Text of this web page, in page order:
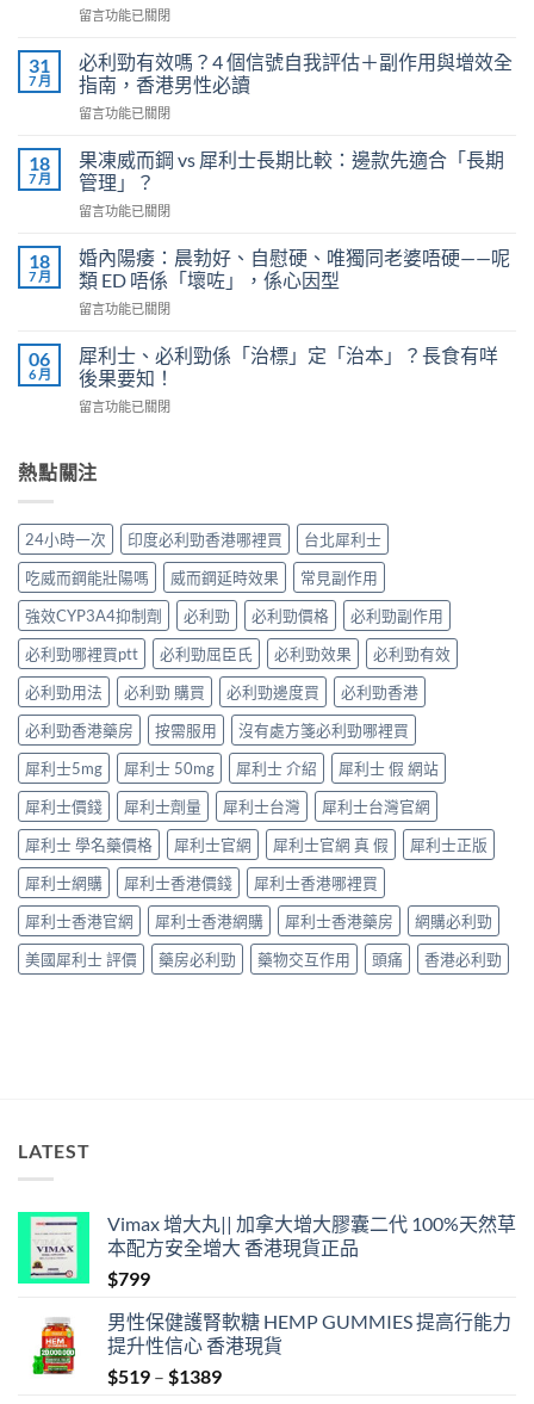
在
威
壯
的
安
劑
量
是
多
完
整
南：
港
男
性
的
正
用
法〉
中
留言功能已關閉
31
7 月
必利勁有效嗎？4 個信號自我評估＋副作用與增效全
指南，香港男性必讀
在
利
勁
有
效
4
個
信
號
我
評
＋
用
效
全
指
南，
香
港
男
性
必
讀〉
中
留言功能已關閉
18
7 月
果凍威而鋼 vs 犀利士長期比較：邊款先適合「長期
管理」？
在
凍
威
而
鋼
犀
利
士
長
較：
適
合
「長
期
管
理」？〉
中
留言功能已關閉
18
7 月
婚內陽痿：晨勃好、自慰硬、唯獨同老婆唔硬——呢
類 ED 唔係「壞咗」，係心因型
在
內
陽
痿：
晨
自
獨
同
老
婆
唔
硬
——
呢
類
ED
唔
係
「壞
咗」，
係
心
因
型〉
中
留言功能已關閉
06
6 月
犀利士、必利勁係「治標」定「治本」？長食有咩
後果要知！
在
士、
必
勁
「治
標」
定
「治
本」？
長
食
有
咩
後
果
要
知！〉
中
留言功能已關閉
熱點關注
24小時一次 印度必利勁香港哪裡買
台北犀利士
吃威而鋼能壯陽嗎
威而鋼延時效果
常見副作用
強效CYP3A4抑制劑
必利勁 必利勁價格
必利勁副作用
必利勁哪裡買ptt
必利勁屈臣氏 必利勁效果
必利勁有效
必利勁用法
必利勁 購買 必利勁邊度買
必利勁香港
必利勁香港藥房
按需服用
沒有處方箋必利勁哪裡買
犀利士5mg
犀利士 50mg 犀利士 介紹
犀利士 假 網站
犀利士價錢
犀利士劑量 犀利士台灣
犀利士台灣官網
犀利士 學名藥價格
犀利士官網 犀利士官網 真 假
犀利士正版
犀利士網購
犀利士香港價錢
犀利士香港哪裡買
犀利士香港官網
犀利士香港網購 犀利士香港藥房
網購必利勁
美國犀利士 評價
藥房必利勁 藥物交互作用 頭痛 香港必利勁
LATEST
Vimax 增大丸|| 加拿大增大膠囊二代 100%天然草
本配方安全增大 香港現貨正品
$799
男性保健護腎軟糖 HEMP GUMMIES 提高行能力
提升性信心 香港現貨
$519 – $1389Price